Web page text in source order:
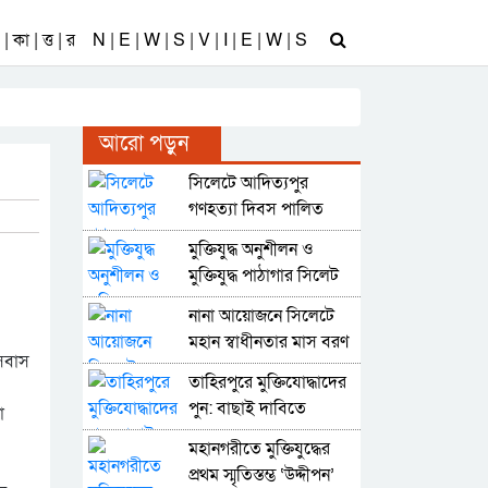
| ত্ত | র N | E | W | S | V | I | E | W | S
আরো পড়ুন
সিলেটে আদিত্যপুর
গণহত্যা দিবস পালিত
মুক্তিযুদ্ধ অনুশীলন ও
মুক্তিযুদ্ধ পাঠাগার সিলেট
নানা আয়োজনে সিলেটে
মহান স্বাধীনতার মাস বরণ
তাহিরপুরে মুক্তিযোদ্ধাদের
পুন: বাছাই দাবিতে
মানববন্ধন
মহানগরীতে মুক্তিযুদ্ধের
প্রথম স্মৃতিস্তম্ভ ‘উদ্দীপন’